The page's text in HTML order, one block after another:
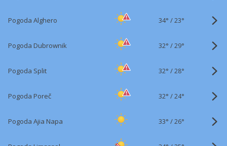
Pogoda Alghero 34° /23°
Pogoda Dubrownik 32° /29°
Pogoda Split 32° /28°
Pogoda Poreč 32° /24°
Pogoda Ajia Napa 33° /26°